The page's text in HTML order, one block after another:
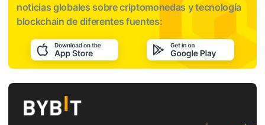
noticias globales sobre criptomonedas y tecnología
blockchain de diferentes fuentes: